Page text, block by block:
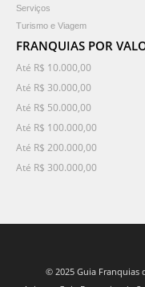
Serviços
Turismo e Viagem
FRANQUIAS POR
Até R$ 10.000,00
Até R$ 30.000,00
Até R$ 50.000,00
Até R$ 100.000,00
Até R$ 200.000,00
Até R$ 300.000,00
© 2025 Guia Franquias